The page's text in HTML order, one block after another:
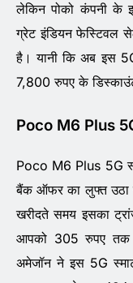
लेकिन पोको कंपनी के
ग्रेट इंडियन फेस्टिवल
है। यानी कि अब इस
7,800 रुपए के
Poco M6 Plus
Poco M6 Plus 5G
बैंक ऑफर का लुफ्त
खरीदते समय इसका
आपको 305 रुपए तक
अमेजॉन ने इस 5G